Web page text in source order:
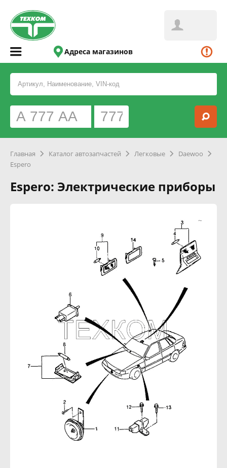
Адреса магазинов
Главная Каталог автозапчастей Легковые
Daewoo
Espero
Espero: Электрические приборы